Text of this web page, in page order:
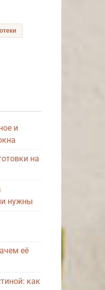
и
на
нужны
её
как